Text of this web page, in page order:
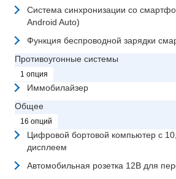
Система синхронизации со
Android Auto)
Функция беспроводной зарядки
Противоугонные системы
1 опция
Иммобилайзер
Общее
16 опций
Цифровой бортовой компьютер с
дисплеем
Автомобильная розетка 12В для